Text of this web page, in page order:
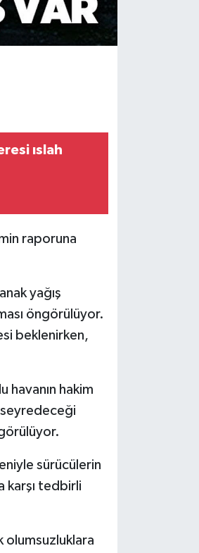
ıslah
raporuna
yağış
öngörülüyor.
beklenirken,
havanın hakim
seyredeceği
sürücülerin
karşı tedbirli
olumsuzluklara